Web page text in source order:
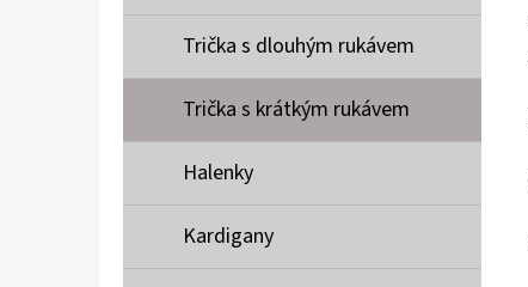
Trička s dlouhým rukávem
Trička s krátkým rukávem
Halenky
Kardigany